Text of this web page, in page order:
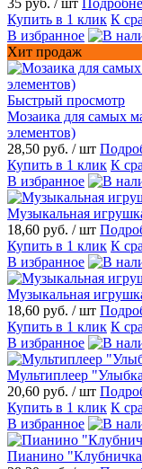
Купить в 1 клик К
В избранное
Хит продаж
Быстрый просмотр
Мозаика для самых
элементов)
28,50 руб. / шт
Купить в 1 клик К
В избранное
Музыкальная
18,60 руб. / шт
Купить в 1 клик К
В избранное
Музыкальная
18,60 руб. / шт
Купить в 1 клик К
В избранное
Мультиплеер
20,60 руб. / шт
Купить в 1 клик К
В избранное
Пианино